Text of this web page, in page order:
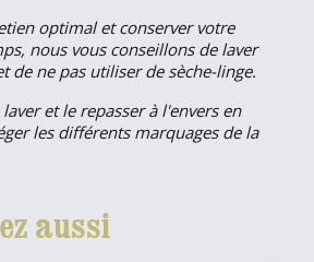
optimal et conserver votre
nous vous conseillons de laver
de ne pas utiliser de sèche-linge.
et le repasser à l'envers en
les différents marquages de la
aussi